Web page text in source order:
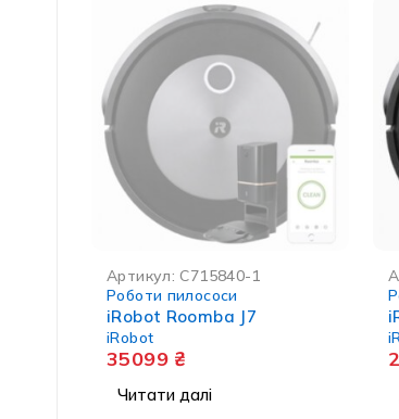
Артикул: C715840-1
Роботи пилососи
iRobot Roomba J7
iRobot
35099 ₴
Читати далі